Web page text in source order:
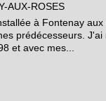
AUX-ROSES
à Fontenay
prédécesseurs. J'ai
et avec mes...